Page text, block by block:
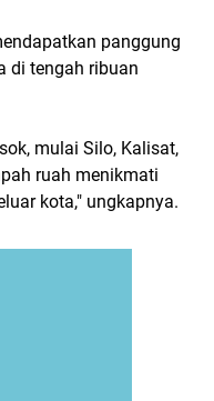
panggung
di tengah ribuan
mulai Silo, Kalisat,
ruah menikmati
kota," ungkapnya.